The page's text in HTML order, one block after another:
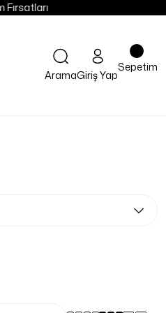
AramaGiriş Yap
Sepetim